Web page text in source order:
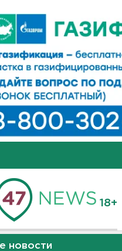
18+
новости